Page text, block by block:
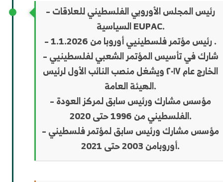
– رئيس المجلس الأوروبي الفلسطيني للعلاقات
السياسية EUPAC.
– رئيس مؤتمر فلسطينيي أوروبا من 1.1.2026 .
– شارك في تأسيس المؤتمر الشعبي لفلسطينيي
الخارج عام ٢٠١٧ ويشغل منصب النائب الأول لرئيس
الهيئة العامة.
– مؤسس مشارك ورئيس سابق لمركز العودة
الفلسطيني من 1996 حتى 2020.
– مؤسس مشارك ورئيس سابق لمؤتمر فلسطيني
أوروبامن 2003 حتى 2021.